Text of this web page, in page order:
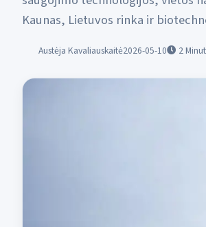
Kaunas, Lietuvos rinka ir
Austėja Kavaliauskaitė2026-05-10 2